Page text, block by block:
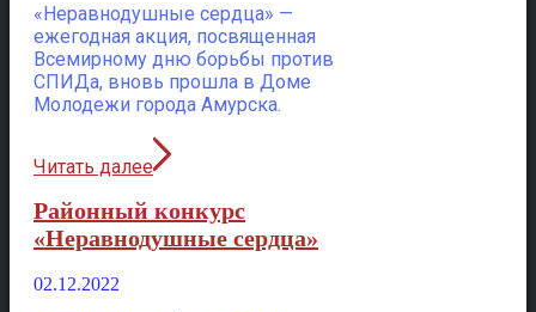
«Неравнодушные сердца» —
ежегодная акция, посвященная
Всемирному дню борьбы против
СПИДа, вновь прошла в Доме
Молодежи города Амурска.
Читать далее
Районный конкурс
«Неравнодушные сердца»
02.12.2022